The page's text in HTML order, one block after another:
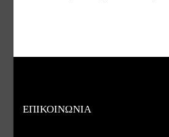
ΕΠΙΚΟΙΝΩΝΙΑ